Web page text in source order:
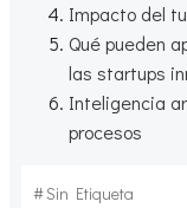
Impacto del
Qué pueden
las startups
Inteligencia
procesos
#Sin Etiqueta